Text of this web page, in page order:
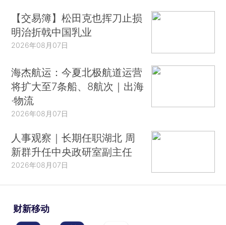
【交易簿】松田克也挥刀止损
明治折戟中国乳业
2026年08月07日
海杰航运：今夏北极航道运营
将扩大至7条船、8航次｜出海
·物流
2026年08月07日
人事观察｜长期任职湖北 周
新群升任中央政研室副主任
2026年08月07日
财新移动